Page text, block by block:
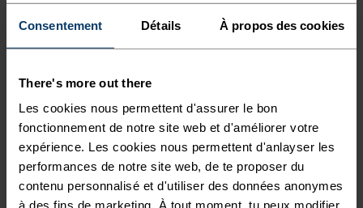
Consentement Détails À propos des cookies
There's more out there
Les cookies nous permettent d'assurer le bon
fonctionnement de notre site web et d'améliorer votre
expérience. Les cookies nous permettent d'anlayser les
performances de notre site web, de te proposer du
contenu personnalisé et d'utiliser des données anonymes
à des fins de marketing. À tout moment, tu peux modifier
19,95 €24,95 €
15,95 € 19,95 €
-20 %
Chaussettes de ski
Primaloft Pro
27,95 €
-20 %
Chaussettes de ski Active
Warm Element
19,95 €
-20 % -20 %